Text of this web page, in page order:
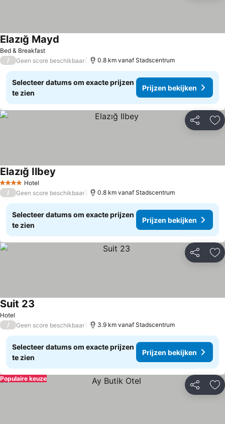
Bed & Breakfast
Elazığ Mayd
/ Geen score beschikbaar 0.8 km vanaf Stadscentrum
Selecteer datums om exacte prijzen
te zien
Prijzen bekijken
Delen
4 SterrenHotel
Elazığ Ilbey
/ Geen score beschikbaar 0.8 km vanaf Stadscentrum
Selecteer datums om exacte prijzen
te zien
Prijzen bekijken
Delen
Hotel
Suit 23
/ Geen score beschikbaar 3.9 km vanaf Stadscentrum
Selecteer datums om exacte prijzen
te zien
Prijzen bekijken
Delen
Populaire keuze